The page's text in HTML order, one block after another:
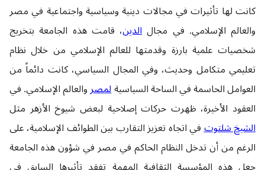
كانت لها تأثيرات في مجالات دينية وسياسية واجتماعية في مصر
والعالم الإسلامي. في مجال الدين، قامت هذه الجامعة بتخريج
شخصيات علمية بارزة وقدمتها للعالم الإسلامي من خلال نظام
تعليمي متكامل وحديث، وفي المجال السياسي، كانت دائماً من
العوامل الحاسمة في الساحة السياسيةلمصروالعالم الإسلامي. في
العقود الأخيرة، ظهرت حركات إصلاحية لبعض شيوخ الأزهر مثل
الشيخ شلتوتفي اتجاه تعزيز التقارب بين الطوائف الإسلامية، على
الرغم من أن تدخل النظام الحاكم في مصر في شؤون هذه الجامعة